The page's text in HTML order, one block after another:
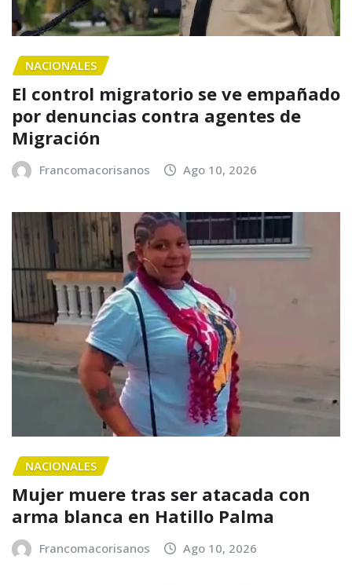
NACIONALES
El control migratorio se ve empañado
por denuncias contra agentes de
Migración
Francomacorisanos Ago 10, 2026
NACIONALES
Mujer muere tras ser atacada con
arma blanca en Hatillo Palma
Francomacorisanos Ago 10, 2026